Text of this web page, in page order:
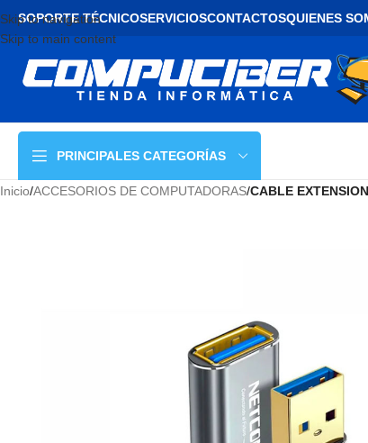
Skip to navigation
Skip to main content
SOPORTE TÉCNICOSERVICIOSCONTACTOSQUIENES
PRINCIPALES CATEGORÍAS
Inicio/ACCESORIOS DE COMPUTADORAS/CABLE